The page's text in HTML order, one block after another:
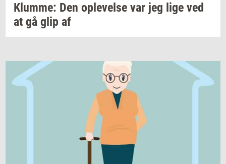
Klum­me: Den op­le­vel­se var jeg lige ved
at gå glip af